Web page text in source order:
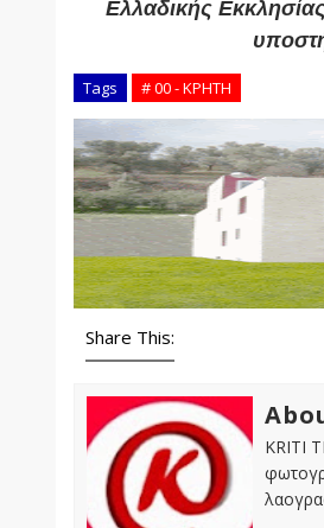
Ελλαδικής
Tags # 00 - ΚΡΗΤΗ
Share This:
KRITI